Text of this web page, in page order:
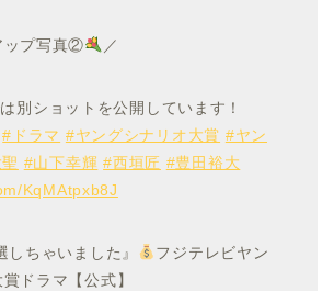
ップ写真② ／
別ショットを公開しています！
#ドラマ #ヤングシナリオ大賞 #ヤン
#山下幸輝 #西垣匠 #豊田裕大
KqMAtpxb8J
ちゃいました』
フジテレビヤン
ドラマ【公式】